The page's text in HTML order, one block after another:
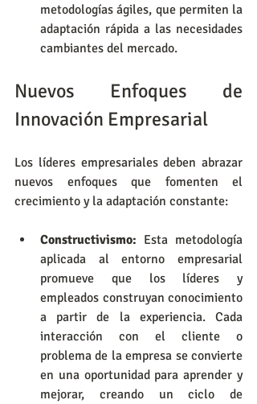
metodologías ágiles, que permiten la
adaptación rápida a las necesidades
cambiantes del mercado.
Nuevos Enfoques de
Innovación Empresarial
Los líderes empresariales deben abrazar
nuevos enfoques que fomenten el
crecimiento y la adaptación constante:
Constructivismo: Esta metodología
aplicada al entorno empresarial
promueve que los líderes y
empleados construyan conocimiento
a partir de la experiencia. Cada
interacción con el cliente o
problema de la empresa se convierte
en una oportunidad para aprender y
mejorar, creando un ciclo de